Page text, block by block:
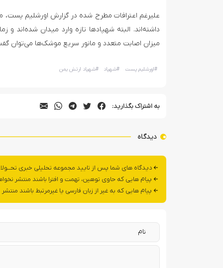
علیرغم اعترافات مطرح شده در گزارش اورشلیم پست،
داشته‌اند. البته شهپادها تازه وارد میدان شده‌اند
میزان اصابت متعدد و مانور سریع موشک‌ها می‌توان
#اورشلیم پست #شهپاد #شهپاد ارتش یمن
به اشتراک بگذارید:
دیدگاه
دیدگاه های شما پس از تایید مجموعه تحلیلی خبری
پیام هایی که حاوی توهین، تهمت و افترا باشند منتشر
پیام هایی که به غیر از زبان فارسی یا غیرمرتبط باشند